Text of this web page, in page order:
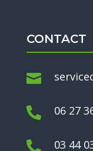
CONTACT

 06 27
 03 44